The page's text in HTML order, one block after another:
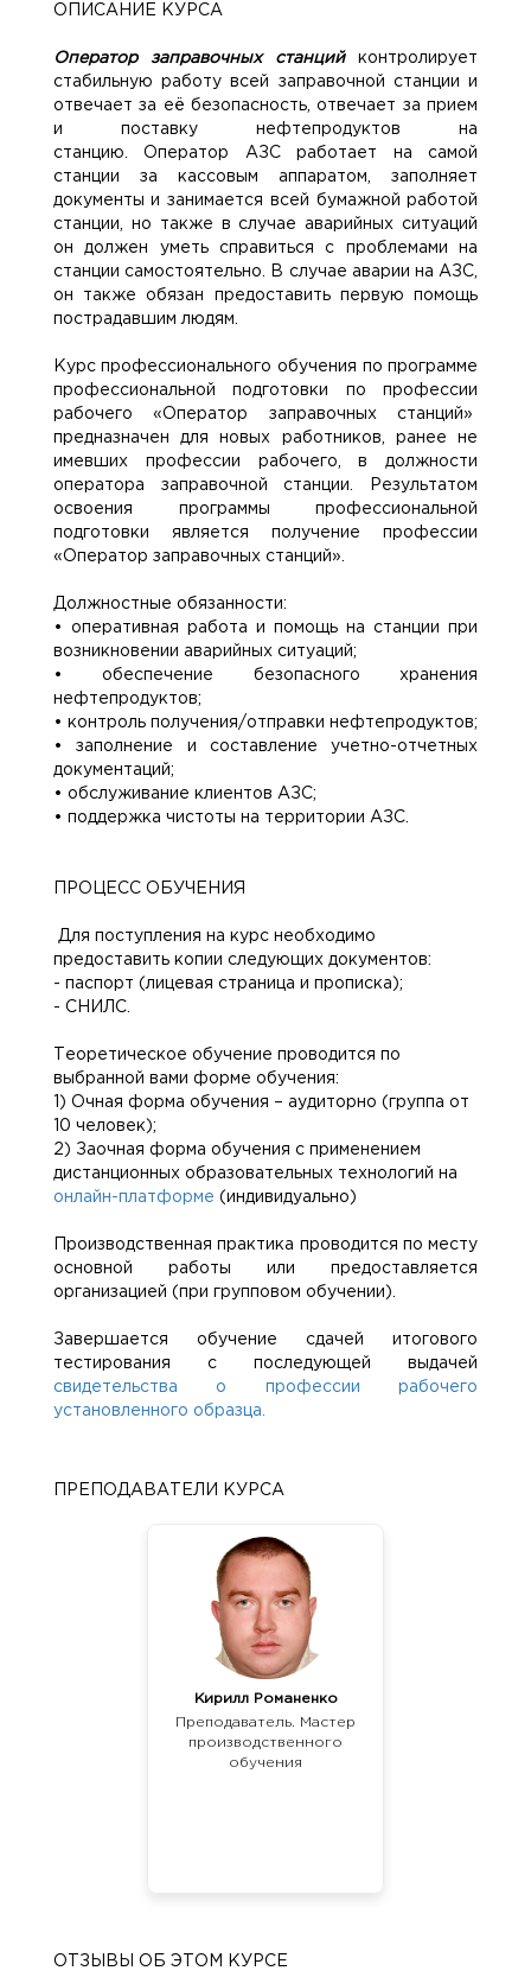
ОПИСАНИЕ КУРСА
Оператор заправочных станцийконтролирует
стабильную работу всей заправочной станции и
отвечает за её безопасность, отвечает за прием
и поставку нефтепродуктов на
станцию. Оператор АЗС работает на самой
станции за кассовым аппаратом, заполняет
документы и занимается всей бумажной работой
станции, но также в случае аварийных ситуаций
он должен уметь справиться с проблемами на
станции самостоятельно. В случае аварии на АЗС,
он также обязан предоставить первую помощь
пострадавшим людям.
Курс профессионального обучения по программе
профессиональной подготовки по профессии
рабочего «Оператор заправочных станций»
предназначен для новых работников, ранее не
имевших профессии рабочего, в должности
оператора заправочной станции. Результатом
освоения программы профессиональной
подготовки является получение профессии
«Оператор заправочных станций».
Должностные обязанности:
• оперативная работа и помощь на станции при
возникновении аварийных ситуаций;
• обеспечение безопасного хранения
нефтепродуктов;
• контроль получения/отправки нефтепродуктов;
• заполнение и составление учетно-отчетных
документаций;
• обслуживание клиентов АЗС;
• поддержка чистоты на территории АЗС.
ПРОЦЕСС ОБУЧЕНИЯ
Для поступления на курс необходимо
предоставить копии следующих документов:
- паспорт (лицевая страница и прописка);
- СНИЛС.
Теоретическое обучение проводится по
выбранной вами форме обучения:
1) Очная форма обучения – аудиторно (группа от
10 человек);
2) Заочная форма обучения с применением
дистанционных образовательных технологий на
онлайн-платформе (индивидуально)
Производственная практика проводится по месту
основной работы или предоставляется
организацией (при групповом обучении).
Завершается обучение сдачей итогового
тестирования с последующей выдачей
свидетельства о профессии рабочего
установленного образца.
ПРЕПОДАВАТЕЛИ КУРСА
Кирилл Романенко
Преподаватель. Мастер
производственного
обучения
ОТЗЫВЫ ОБ ЭТОМ КУРСЕ